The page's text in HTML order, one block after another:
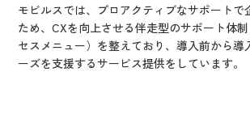
モビルスでは、プロアクティブなサポートで
ため、CXを向上させる伴走型のサポート体
セスメニュー）を整えており、導入前から導
ーズを支援するサービス提供をしています。